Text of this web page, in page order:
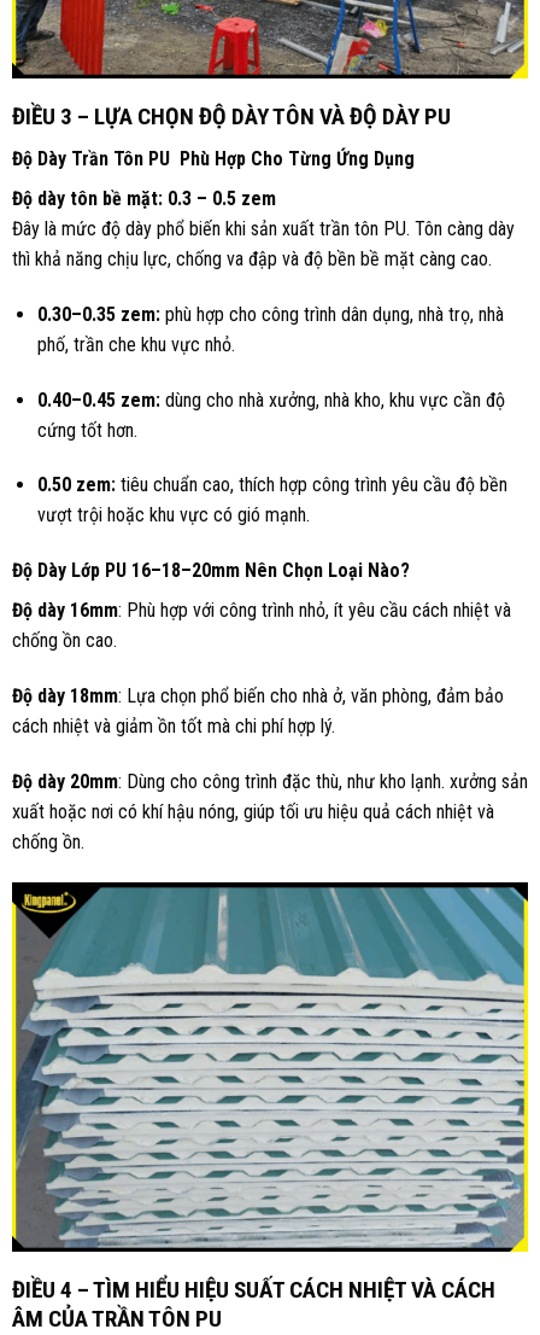
ĐIỀU 3 – LỰA CHỌN ĐỘ DÀY TÔN VÀ ĐỘ DÀY PU
Độ Dày Trần Tôn PU Phù Hợp Cho Từng Ứng Dụng
Độ dày tôn bề mặt: 0.3 – 0.5 zem
Đây là mức độ dày phổ biến khi sản xuất trần tôn PU. Tôn càng dày
thì khả năng chịu lực, chống va đập và độ bền bề mặt càng cao.
0.30–0.35 zem:phù hợp cho công trình dân dụng, nhà trọ, nhà
phố, trần che khu vực nhỏ.
0.40–0.45 zem:dùng cho nhà xưởng, nhà kho, khu vực cần độ
cứng tốt hơn.
0.50 zem:tiêu chuẩn cao, thích hợp công trình yêu cầu độ bền
vượt trội hoặc khu vực có gió mạnh.
Độ Dày Lớp PU 16–18–20mm Nên Chọn Loại Nào?
Độ dày 16mm: Phù hợp với công trình nhỏ, ít yêu cầu cách nhiệt và
chống ồn cao.
Độ dày 18mm: Lựa chọn phổ biến cho nhà ở, văn phòng, đảm bảo
cách nhiệt và giảm ồn tốt mà chi phí hợp lý.
Độ dày 20mm: Dùng cho công trình đặc thù, như kho lạnh. xưởng sản
xuất hoặc nơi có khí hậu nóng, giúp tối ưu hiệu quả cách nhiệt và
chống ồn.
ĐIỀU 4 – TÌM HIỂU HIỆU SUẤT CÁCH NHIỆT VÀ CÁCH
ÂM CỦA TRẦN TÔN PU